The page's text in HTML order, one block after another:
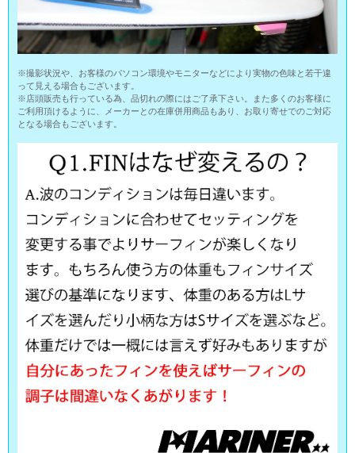
※撮影状況や、お客様のパソコン環境やモニターなどにより実物の色味と若干違
って見える場合もございます。
※店頭販売も行っている為、品切れの際にはご了承下さい。また多くのお客様に
ご利用頂けるように、メーカーとの在庫併用商品もあり、お取り寄せでのご対応
となる場合もございます。